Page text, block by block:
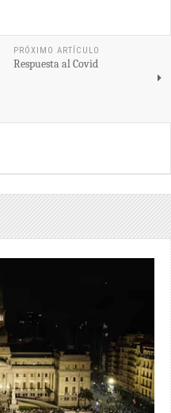
PRÓXIMO ARTÍCULO
Respuesta al Covid